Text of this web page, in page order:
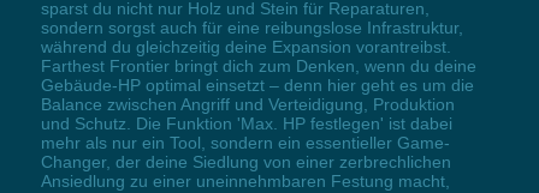
sparst du nicht nur Holz und Stein für Reparaturen,
sondern sorgst auch für eine reibungslose Infrastruktur,
während du gleichzeitig deine Expansion vorantreibst.
Farthest Frontier bringt dich zum Denken, wenn du deine
Gebäude-HP optimal einsetzt – denn hier geht es um die
Balance zwischen Angriff und Verteidigung, Produktion
und Schutz. Die Funktion 'Max. HP festlegen' ist dabei
mehr als nur ein Tool, sondern ein essentieller Game-
Changer, der deine Siedlung von einer zerbrechlichen
Ansiedlung zu einer uneinnehmbaren Festung macht,